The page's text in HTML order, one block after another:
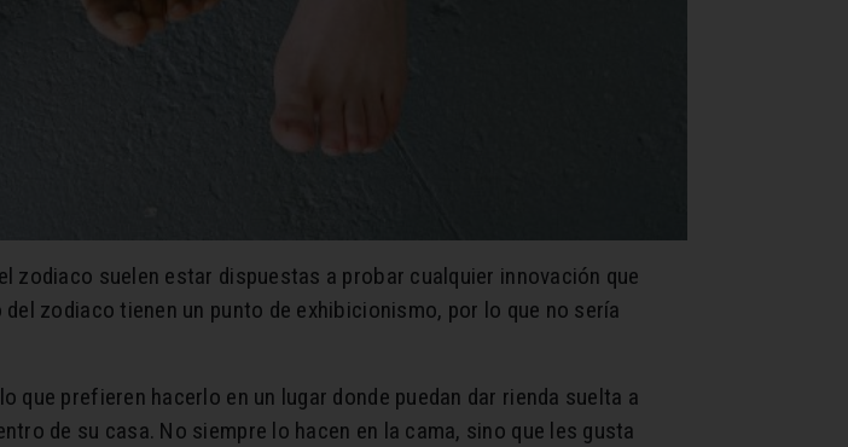
zodiaco suelen estar dispuestas a probar cualquier innovación que
zodiaco tienen un punto de exhibicionismo, por lo que no sería
que prefieren hacerlo en un lugar donde puedan dar rienda suelta a
de su casa. No siempre lo hacen en la cama, sino que les gusta